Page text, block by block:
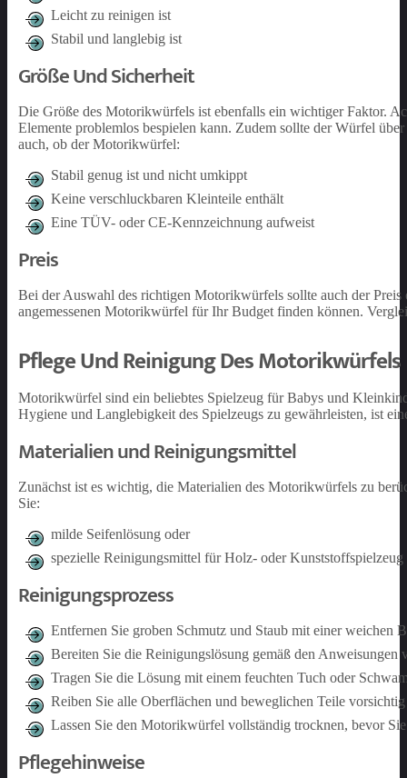
Leicht zu reinigen ist
Stabil und langlebig ist
Größe Und Sicherheit
Die Größe des Motorikwürfels ist ebenfalls ein wichtiger Faktor.
Elemente problemlos bespielen kann. Zudem sollte der Würfel
auch, ob der Motorikwürfel:
Stabil genug ist und nicht umkippt
Keine verschluckbaren Kleinteile enthält
Eine TÜV- oder CE-Kennzeichnung aufweist
Preis
Bei der Auswahl des richtigen Motorikwürfels sollte auch der Preis
angemessenen Motorikwürfel für Ihr Budget finden können.
Pflege Und Reinigung Des Motorikwürfels
Motorikwürfel sind ein beliebtes Spielzeug für Babys und
Hygiene und Langlebigkeit des Spielzeugs zu gewährleisten, ist
Materialien und Reinigungsmittel
Zunächst ist es wichtig, die Materialien des Motorikwürfels zu
Sie:
milde Seifenlösung oder
spezielle Reinigungsmittel für Holz- oder Kunststoffspielzeug
Reinigungsprozess
Entfernen Sie groben Schmutz und Staub mit einer weichen
Bereiten Sie die Reinigungslösung gemäß den Anweisungen
Tragen Sie die Lösung mit einem feuchten Tuch oder
Reiben Sie alle Oberflächen und beweglichen Teile
Lassen Sie den Motorikwürfel vollständig trocknen, bevor
Pflegehinweise